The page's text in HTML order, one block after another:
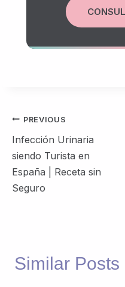
Post
navigation
PREVIOUS
Infección Urinaria
siendo Turista en
España | Receta sin
Seguro
Similar Posts